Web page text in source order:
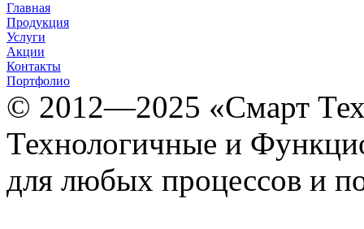
Главная
Продукция
Услуги
Акции
Контакты
Портфолио
© 2012­­­—2025 «Смарт
Технологичные и
для любых процессов и